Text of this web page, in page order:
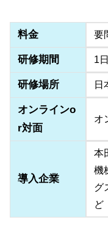
料金 要
研修期間 1
研修場所 日
オンラインo
r対面
オ
導入企業
本
機
グ
ど